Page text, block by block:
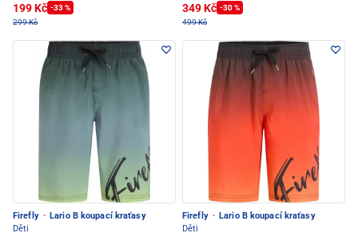
199 Kč -33 %
299 Kč
349 Kč -30 %
499 Kč
Firefly · Lario B koupací kraťasy
Děti
Firefly · Lario B koupací kraťasy
Děti